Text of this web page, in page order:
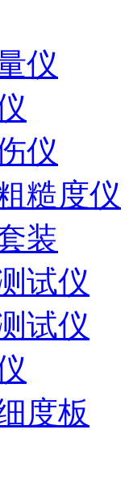
仪
仪
糙度仪
装
试仪
试仪
度板